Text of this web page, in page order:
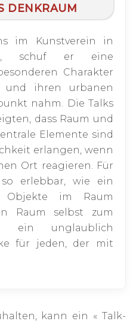
DENKRAUM
im Kunstverein in
schuf er eine
Charakter
und ihren urbanen
nahm. Die Talks
dass Raum und
Elemente sind
erlangen, wenn
Ort reagieren. Für
erlebbar, wie ein
im Raum
Raum selbst zum
ein unglaublich
für jeden, der mit
kann ein « Talk-